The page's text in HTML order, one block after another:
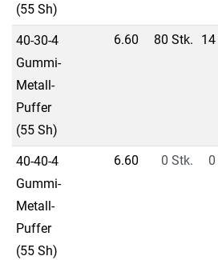
(55 Sh)
40-30-4
Gummi-
Metall-
Puffer
(55 Sh)
6.60 80 Stk.
40-40-4
Gummi-
Metall-
Puffer
(55 Sh)
6.60 0 Stk.